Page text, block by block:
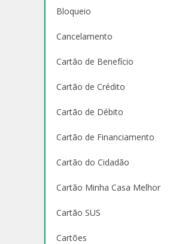
Bloqueio
Cancelamento
Cartão de Benefício
Cartão de Crédito
Cartão de Débito
Cartão de Financiamento
Cartão do Cidadão
Cartão Minha Casa Melhor
Cartão SUS
Cartões